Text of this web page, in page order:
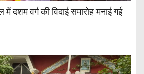
दशम वर्ग की विदाई समारोह मनाई गई